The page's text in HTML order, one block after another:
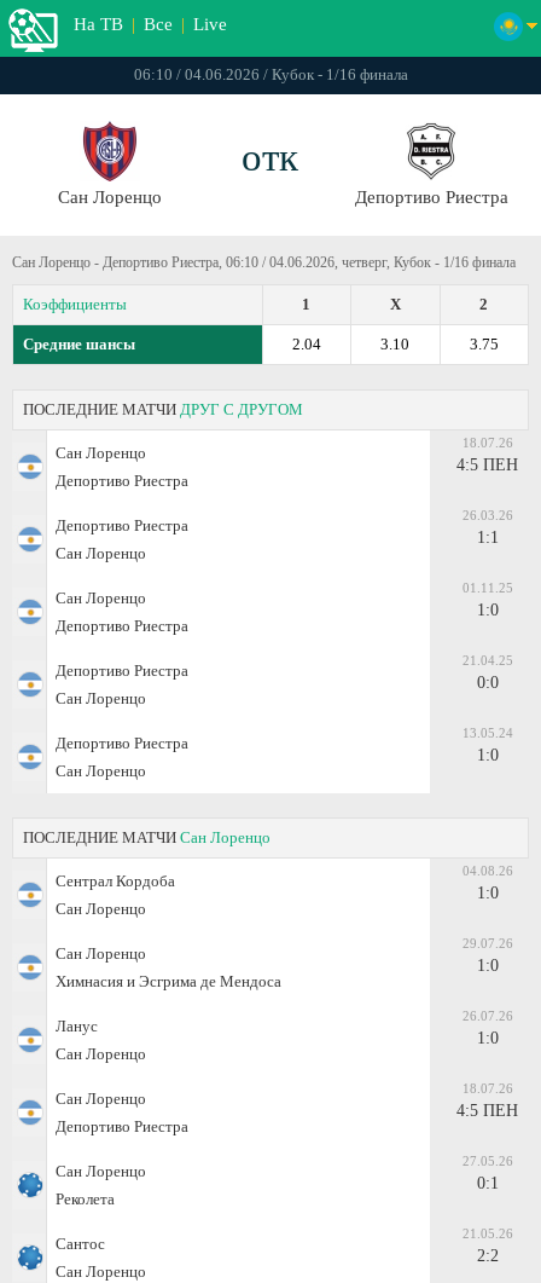
На ТВ | Все | Live
06:10 / 04.06.2026 / Кубок - 1/16 финала
Сан Лоренцо
отк
Депортиво Риестра
Сан Лоренцо - Депортиво Риестра, 06:10 / 04.06.2026, четверг, Кубок - 1/16 финала
Коэффициенты 2
X
1
Средние шансы 3.75
3.10
2.04
ПОСЛЕДНИЕ МАТЧИ ДРУГ С ДРУГОМ
Сан Лоренцо
Депортиво Риестра
18.07.26
4:5 ПЕН
Депортиво Риестра
Сан Лоренцо
26.03.26
1:1
Сан Лоренцо
Депортиво Риестра
01.11.25
1:0
Депортиво Риестра
Сан Лоренцо
21.04.25
0:0
Депортиво Риестра
Сан Лоренцо
13.05.24
1:0
ПОСЛЕДНИЕ МАТЧИ Сан Лоренцо
Сентрал Кордоба
Сан Лоренцо
04.08.26
1:0
Сан Лоренцо
Химнасия и Эсгрима де Мендоса
29.07.26
1:0
Ланус
Сан Лоренцо
26.07.26
1:0
Сан Лоренцо
Депортиво Риестра
18.07.26
4:5 ПЕН
Сан Лоренцо
Реколета
27.05.26
0:1
Сантос
Сан Лоренцо
21.05.26
2:2